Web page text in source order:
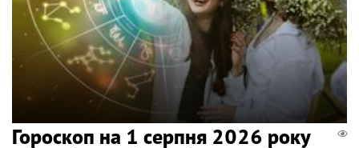
Гороскоп на 1 серпня 2026 року